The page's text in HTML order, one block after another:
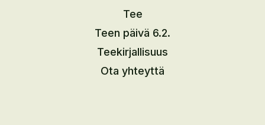
Tee
Teen päivä 6.2.
Teekirjallisuus
Ota yhteyttä